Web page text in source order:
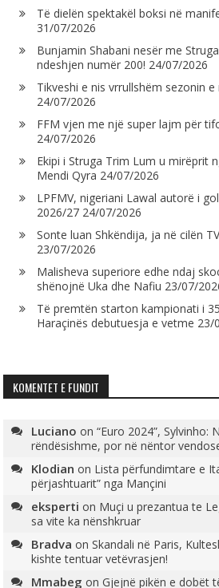
Të dielën spektakël boksi në
31/07/2026
Bunjamin Shabani nesër me
ndeshjen numër 200! 24/07/2026
Tikveshi e nis vrrullshëm sezonin e
24/07/2026
FFM vjen me një super lajm për
24/07/2026
Ekipi i Struga Trim Lum u mirëprit
Mendi Qyra 24/07/2026
LPFMV, nigeriani Lawal autorë i
2026/27 24/07/2026
Sonte luan Shkëndija, ja në cilën
23/07/2026
Malisheva superiore edhe ndaj
shënojnë Uka dhe Nafiu 23/07/
Të premtën starton kampionati i
Haraçinës debutuesja e vetme 23/
KOMENTET E FUNDIT
Luciano on“Euro 2024”, Sylvinho:
rëndësishme, por në nëntor
Klodian on Lista përfundimtare e
përjashtuarit” nga Mançini
eksperti on Muçi u prezantua te
sa vite ka nënshkruar
Bradva onSkandali në Paris,
kishte tentuar vetëvrasjen!
Mmabeg onGjejnë pikën e dobët